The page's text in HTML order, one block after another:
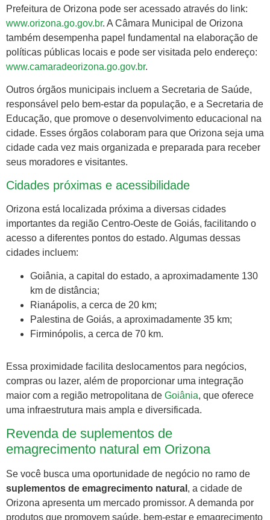
Prefeitura de Orizona pode ser acessado através do link:
www.orizona.go.gov.br. A Câmara Municipal de Orizona
também desempenha papel fundamental na elaboração de
políticas públicas locais e pode ser visitada pelo endereço:
www.camaradeorizona.go.gov.br.
Outros órgãos municipais incluem a Secretaria de Saúde,
responsável pelo bem-estar da população, e a Secretaria de
Educação, que promove o desenvolvimento educacional na
cidade. Esses órgãos colaboram para que Orizona seja uma
cidade cada vez mais organizada e preparada para receber
seus moradores e visitantes.
Cidades próximas e acessibilidade
Orizona está localizada próxima a diversas cidades
importantes da região Centro-Oeste de Goiás, facilitando o
acesso a diferentes pontos do estado. Algumas dessas
cidades incluem:
Goiânia, a capital do estado, a aproximadamente 130
km de distância;
Rianápolis, a cerca de 20 km;
Palestina de Goiás, a aproximadamente 35 km;
Firminópolis, a cerca de 70 km.
Essa proximidade facilita deslocamentos para negócios,
compras ou lazer, além de proporcionar uma integração
maior com a região metropolitana de Goiânia, que oferece
uma infraestrutura mais ampla e diversificada.
Revenda de suplementos de
emagrecimento natural em Orizona
Se você busca uma oportunidade de negócio no ramo de
suplementos de emagrecimento natural , a cidade de
Orizona apresenta um mercado promissor. A demanda por
produtos que promovem saúde, bem-estar e emagrecimento